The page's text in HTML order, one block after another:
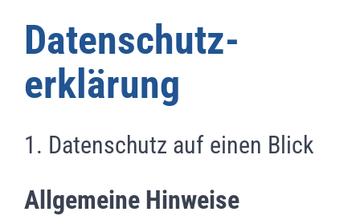
Datenschutz­
erklärung
1. Datenschutz auf einen Blick
Allgemeine Hinweise